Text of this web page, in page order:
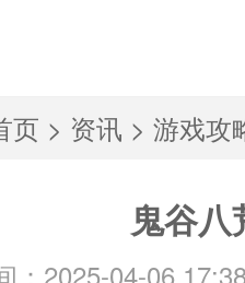
页 > 资讯 > 游戏攻
鬼谷八
：2025-04-06